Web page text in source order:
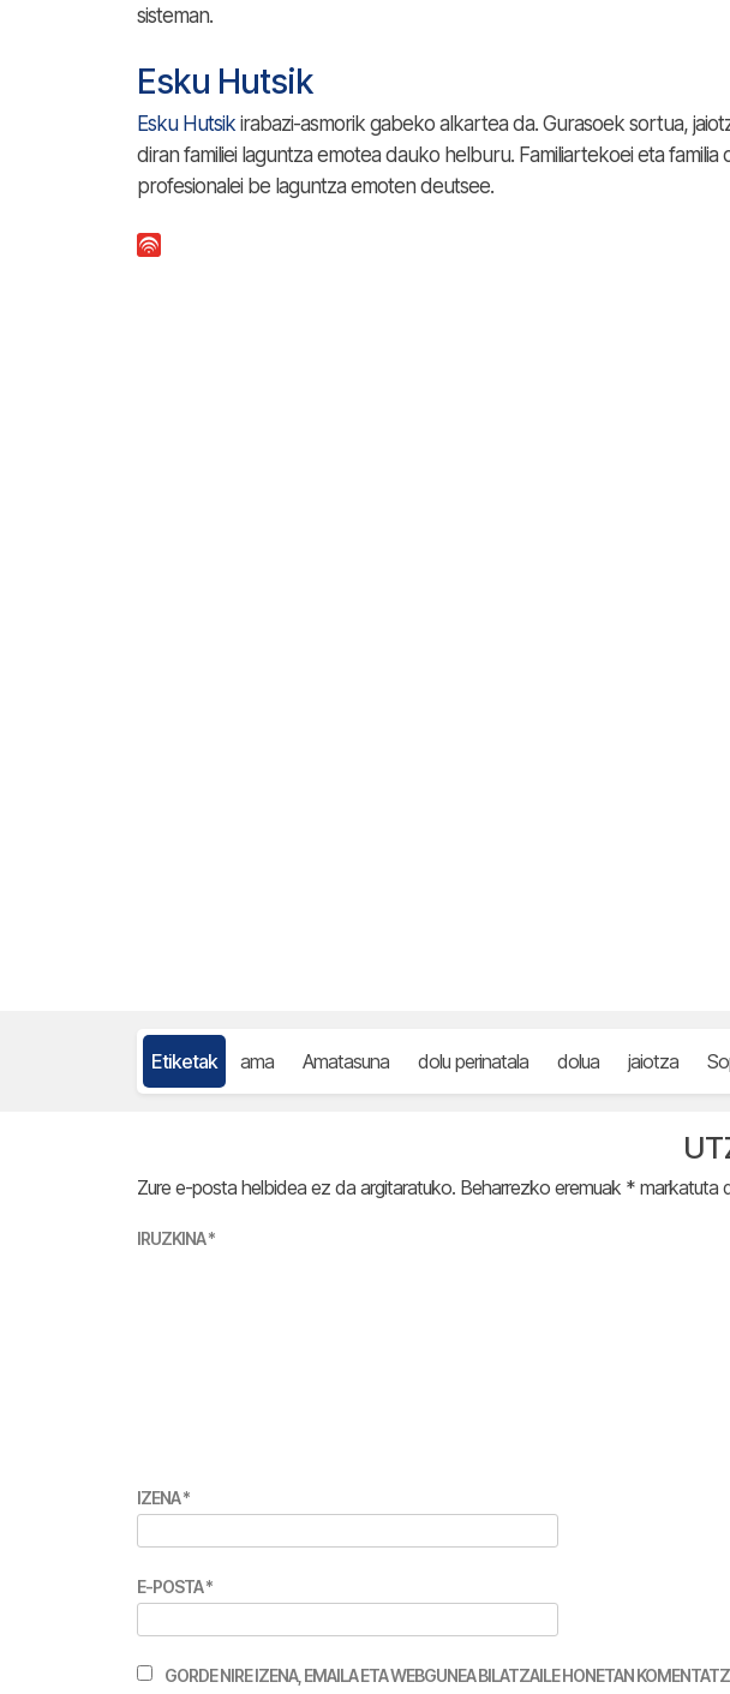
sisteman.
Esku Hutsik
Esku Hutsik irabazi-asmorik gabeko alkartea da. Gurasoek sortua,
diran familiei laguntza emotea dauko helburu. Familiartekoei eta
profesionalei be laguntza emoten deutsee.
Etiketak ama Amatasuna dolu perinatala dolua jaiotza
Zure e-posta helbidea ez da argitaratuko. Beharrezko eremuak * markatuta
IRUZKINA*
IZENA*
E-POSTA*
GORDE NIRE IZENA, EMAILA ETA WEBGUNEA BILATZAILE HONETAN